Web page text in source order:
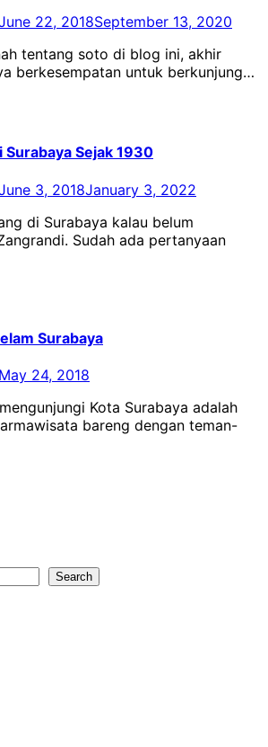
22, 2018September 13, 2020
tentang soto di blog ini, akhir
berkesempatan untuk berkunjung…
Surabaya Sejak 1930
3, 2018January 3, 2022
di Surabaya kalau belum
Sudah ada pertanyaan
Surabaya
May 24, 2018
Kota Surabaya adalah
bareng dengan teman-
Search